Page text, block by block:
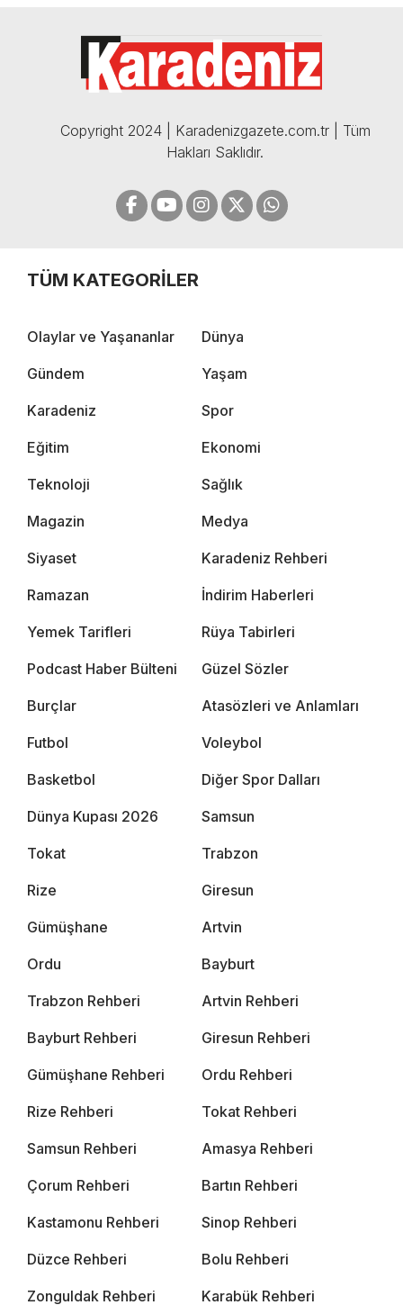
05.12.2024
Copyright 2024 | Karadenizgazete.com.tr | Tüm
Hakları Saklıdır.
TÜM KATEGORİLER
Olaylar ve Yaşananlar Dünya
Gündem Yaşam
Karadeniz Spor
Eğitim Ekonomi
Teknoloji Sağlık
Magazin Medya
Siyaset Karadeniz Rehberi
Ramazan İndirim Haberleri
Yemek Tarifleri Rüya Tabirleri
Podcast Haber Bülteni Güzel Sözler
Burçlar Atasözleri ve Anlamları
Futbol Voleybol
Basketbol Diğer Spor Dalları
Dünya Kupası 2026 Samsun
Tokat Trabzon
Rize Giresun
Gümüşhane Artvin
Ordu Bayburt
Trabzon Rehberi Artvin Rehberi
Bayburt Rehberi Giresun Rehberi
Gümüşhane Rehberi Ordu Rehberi
Rize Rehberi Tokat Rehberi
Samsun Rehberi Amasya Rehberi
Çorum Rehberi Bartın Rehberi
Kastamonu Rehberi Sinop Rehberi
Düzce Rehberi Bolu Rehberi
Zonguldak Rehberi Karabük Rehberi